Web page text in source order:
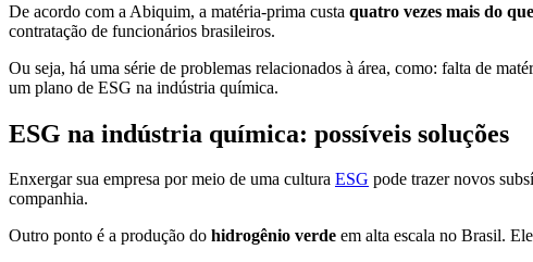
De acordo com a Abiquim, a matéria-prima custa quatro vezes mais do
contratação de funcionários brasileiros.
Ou seja, há uma série de problemas relacionados à área, como: falta de
um plano de ESG na indústria química.
ESG na indústria química: possíveis soluções
Enxergar sua empresa por meio de uma cultura ESG pode trazer novos
companhia.
Outro ponto é a produção do hidrogênio verde em alta escala no Brasil.